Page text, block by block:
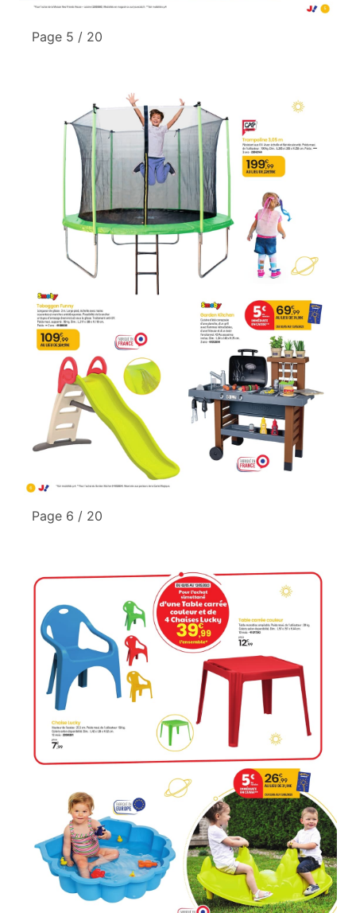
Page 5 / 20
Page 6 / 20